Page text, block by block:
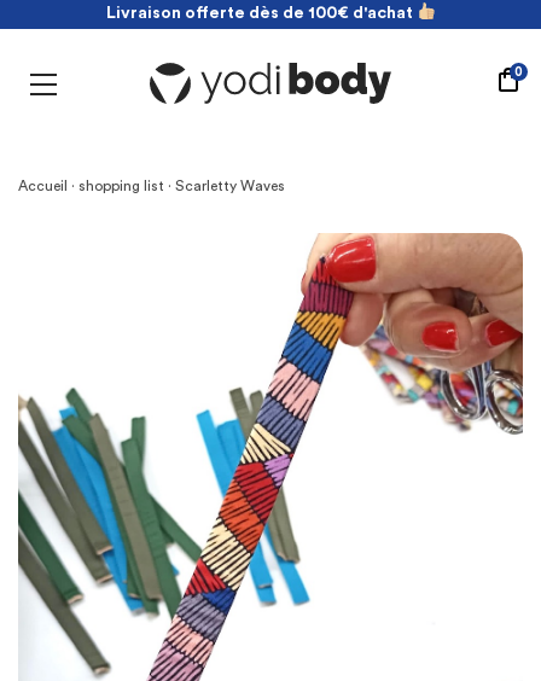
Livraison offerte dès de 100€ d'achat
Livraison offerte dès de 100€ d'achat
0
Accueil · shopping list · Scarletty Waves